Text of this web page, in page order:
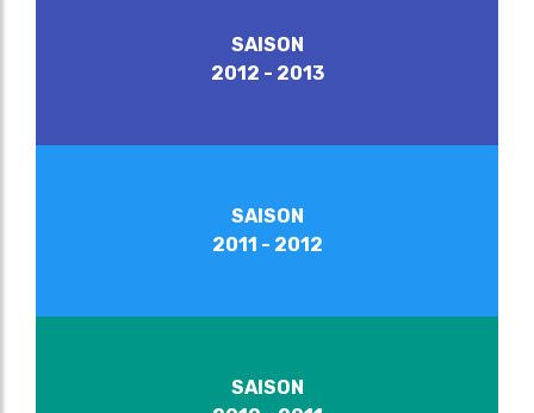
SAISON
2012 - 2013
SAISON
2011 - 2012
SAISON